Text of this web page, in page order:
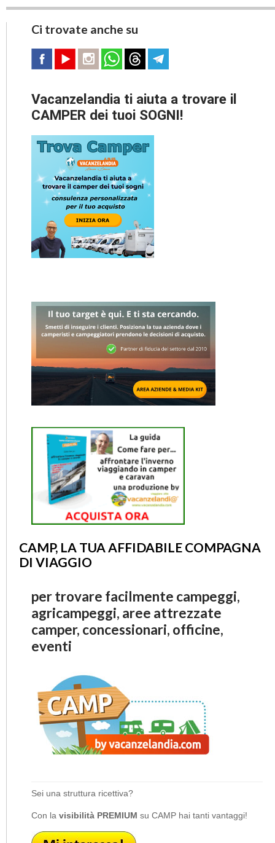
Ci trovate anche su
Vacanzelandia ti aiuta a trovare il
CAMPER dei tuoi SOGNI!
CAMP, LA TUA AFFIDABILE COMPAGNA
DI VIAGGIO
per trovare facilmente campeggi,
agricampeggi, aree attrezzate
camper, concessionari, officine,
eventi
Sei una struttura ricettiva?
Con la visibilità PREMIUM su CAMP hai tanti vantaggi!